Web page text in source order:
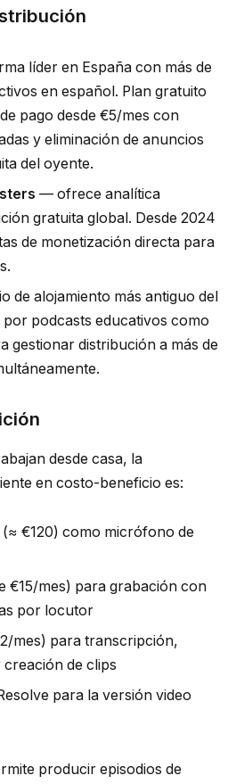
líder en España con más de
en español. Plan gratuito
pago desde €5/mes con
y eliminación de anuncios
del oyente.
— ofrece analítica
gratuita global. Desde 2024
de monetización directa para
de alojamiento más antiguo del
podcasts educativos como
gestionar distribución a más de
desde casa, la
en costo-beneficio es:
(≈ €120) como micrófono de
€15/mes) para grabación con
por locutor
mes) para transcripción,
de clips
para la versión video
producir episodios de